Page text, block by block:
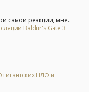
самой реакции, мне...
Baldur's Gate 3
НЛО и